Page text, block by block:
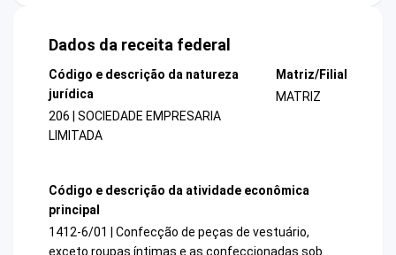
Dados da receita federal
Código e descrição da natureza
jurídica
206 | SOCIEDADE EMPRESARIA
LIMITADA
Matriz/Filial
MATRIZ
Código e descrição da atividade econômica
principal
1412-6/01 | Confecção de peças de vestuário,
exceto roupas íntimas e as confeccionadas sob